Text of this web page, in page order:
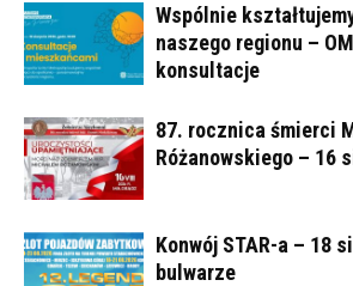
Wspólnie
naszego regionu –
konsultacje
87. rocznica śmierci
Różanowskiego – 16
Konwój STAR-a – 18
bulwarze